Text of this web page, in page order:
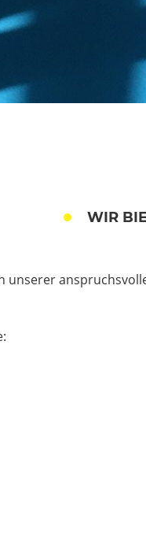
WIR